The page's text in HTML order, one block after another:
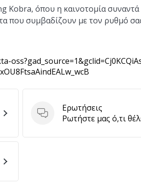
Kobra, όπου η καινοτομία
που συμβαδίζουν με τον ρυθμό
Ερωτήσεις
Ερωτήσεις
Ρωτήστε μας ό,τι